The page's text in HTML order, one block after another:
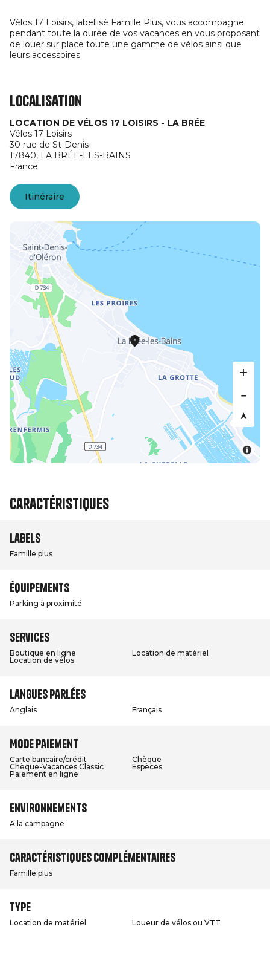
Vélos 17 Loisirs, labellisé Famille Plus, vous accompagne
pendant toute la durée de vos vacances en vous proposant
de louer sur place toute une gamme de vélos ainsi que
leurs accessoires.
Localisation
LOCATION DE VÉLOS 17 LOISIRS - LA BRÉE
Vélos 17 Loisirs
30 rue de St-Denis
17840, LA BRÉE-LES-BAINS
France
Itinéraire
Caractéristiques
Labels
Famille plus
Équipements
Parking à proximité
Services
Boutique en ligne
Location de matériel
Location de vélos
Langues parlées
Anglais Français
Mode paiement
Carte bancaire/crédit
Chèque
Chèque-Vacances Classic
Espèces
Paiement en ligne
Environnements
A la campagne
Caractéristiques complémentaires
Famille plus
Type
Location de matériel Loueur de vélos ou VTT